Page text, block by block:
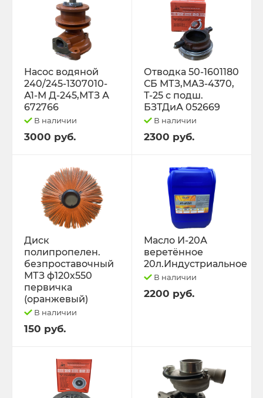
Насос водяной
240/245-1307010-
А1-М Д-245,МТЗ А
672766
В наличии
3000 руб.
Отводка 50-1601180
СБ МТЗ,МАЗ-4370,
Т-25 с подш.
БЗТДиА 052669
В наличии
2300 руб.
Диск
полипропелен.
безпроставочный
МТЗ ф120х550
первичка
(оранжевый)
В наличии
150 руб.
Масло И-20А
веретённое
20л.Индустриальное
В наличии
2200 руб.
ФОРС., ПЛУНЖ. ПАРА ,КЛАП. ПАРА,
ПОМПЫ, НАСОС ПОДКА
ЭЛЕКТРООБОРУДОВАНИЕ
ЭО-3323, ЭО-2621 ПЭА-1 ТО-49,702,
ЕК-12,14, ДЭК-251